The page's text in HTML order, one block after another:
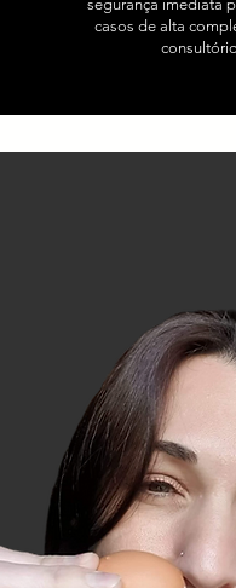
segurança imediata
casos de alta